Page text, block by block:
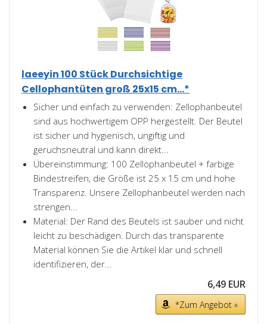
laeeyin 100 Stück Durchsichtige
Cellophantüten groß 25x15 cm...*
Sicher und einfach zu verwenden: Zellophanbeutel
sind aus hochwertigem OPP hergestellt. Der Beutel
ist sicher und hygienisch, ungiftig und
geruchsneutral und kann direkt...
Übereinstimmung: 100 Zellophanbeutel + farbige
Bindestreifen, die Größe ist 25 x 15 cm und hohe
Transparenz. Unsere Zellophanbeutel werden nach
strengen...
Material: Der Rand des Beutels ist sauber und nicht
leicht zu beschädigen. Durch das transparente
Material können Sie die Artikel klar und schnell
identifizieren, der...
6,49 EUR
*Zum Angebot »